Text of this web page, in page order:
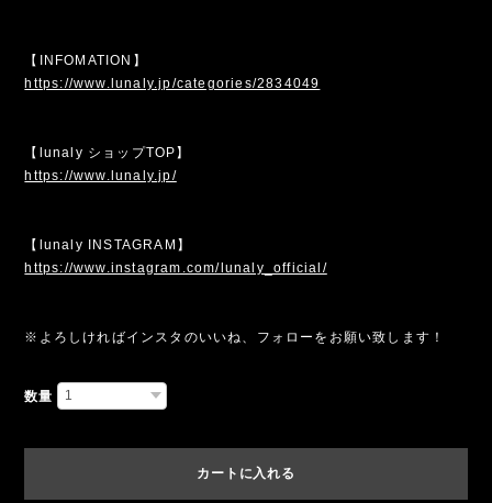
【INFOMATION】
https://www.lunaly.jp/categories/2834049
【lunaly ショップTOP】
https://www.lunaly.jp/
【lunaly INSTAGRAM】
https://www.instagram.com/lunaly_official/
※よろしければインスタのいいね、フォローをお願い致します！
数量
カートに入れる